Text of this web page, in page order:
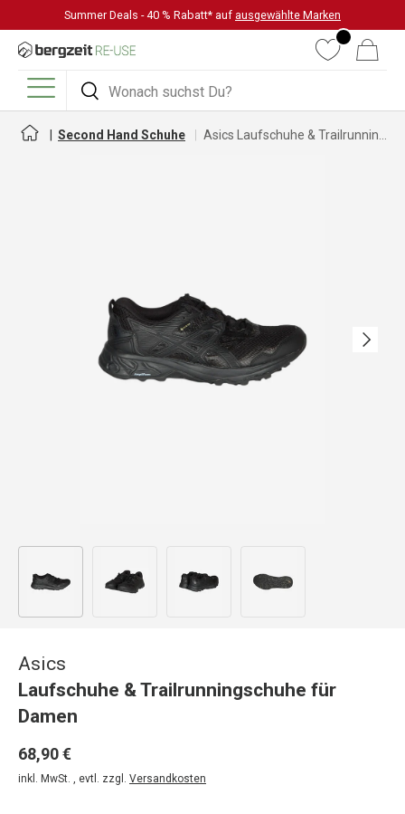
DIREKT ZUM INHALT
Summer Deals - 40 % Rabatt* auf ausgewählte Marken
Suchen
Suchen
WunschlisteWarenkorb
Menü
Second Hand Schuhe
Nächste
Bild 1 in Galerieansicht laden
Asics
Laufschuhe & Trailrunningschuhe für
Damen
68,90 €
inkl. MwSt. , evtl. zzgl. Versandkosten